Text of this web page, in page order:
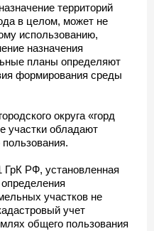
территорий
в целом, может не
использованию,
назначения
планы определяют
формирования среды
округа «горд
участки обладают
ГрК РФ, установленная
участков не
учет
общего пользования